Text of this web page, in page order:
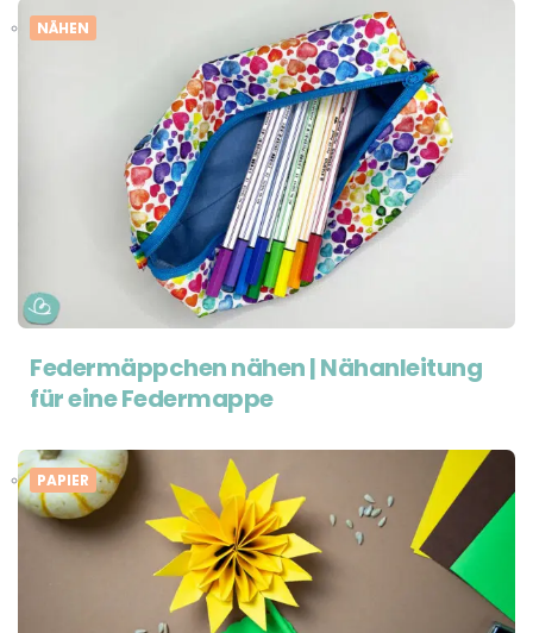
NÄHEN
Federmäppchen nähen | Nähanleitung
für eine Federmappe
PAPIER